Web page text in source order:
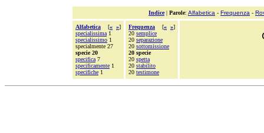
Indice| Parole: Alfabetica - Frequenza -
Alfabetica [« »]
specialissima 1
specialissimo 1
specialmente 27
specie 20
specifica 7
specificamente 1
specifiche 1
Frequenza [« »]
20 semplice
20 separazione
20 sottomissione
20 specie
20 spetta
20 stabilito
20 testimone